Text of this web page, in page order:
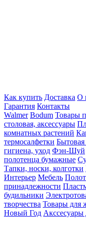
Как купить Доставка О
Гарантия Контакты
Walmer Bodum Товары
столовая, аксессуары
комнатных растений
термосалфетки
гигиена, уход Фэн-Шуй
полотенца бумажные
Тапки, носки, колготки
Интерьер Мебель
принадлежности
будильники
творчества Товары для
Новый Год Акссесуары